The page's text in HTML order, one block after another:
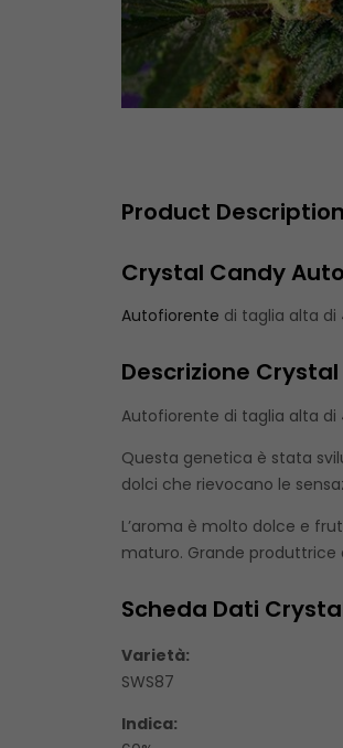
Product Description
Crystal Candy
Autofiorente di taglia alta di
Descrizione
Autofiorente di taglia alta di
Questa genetica è stata
dolci che rievocano le
L’aroma è molto dolce e
maturo. Grande produttrice
Scheda Dati
Varietà:
SWS87
Indica: